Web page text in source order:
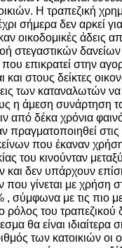
Η τραπεζική
σήμερα δεν αρκεί
οικοδομικές άδεις
στεγαστικών
επικρατεί στην
και στους δείκτες
των καταναλωτών
η άμεση συνάρτηση
από δέκα χρόνια
στις
που έκαναν
του κινούνταν
και δεν υπάρχουν
γίνεται με χρήση
, σύμφωνα με τις πιο
ρόλος του τραπεζικού
θα είναι ιδιαίτερα
των κατοικιών οι